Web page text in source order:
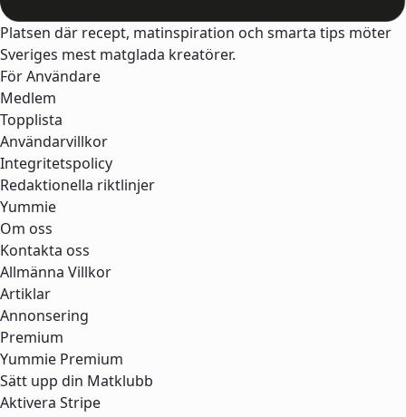
Platsen där recept, matinspiration och smarta tips möter
Sveriges mest matglada kreatörer.
För Användare
Medlem
Topplista
Användarvillkor
Integritetspolicy
Redaktionella riktlinjer
Yummie
Om oss
Kontakta oss
Allmänna Villkor
Artiklar
Annonsering
Premium
Yummie Premium
Sätt upp din Matklubb
Aktivera Stripe